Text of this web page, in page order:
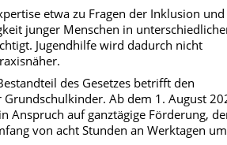
etwa zu Fragen der Inklusion
junger Menschen in
Jugendhilfe wird dadurch nicht
des Gesetzes betrifft den
Grundschulkinder. Ab dem 1. August
Anspruch auf ganztägige Förderung,
von acht Stunden an Werktagen